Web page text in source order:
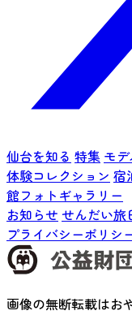
仙台を知る 特集 モ
体験コレクション 宿
館フォトギャラリー
お知らせ せんだい旅
プライバシーポリシ
画像の無断転載はお